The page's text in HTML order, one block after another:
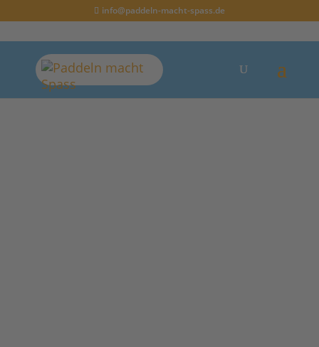
info@paddeln-macht-spass.de